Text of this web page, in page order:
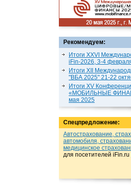
Рекомендуем:
Итоги XXVI
iFin-2026, 3-4
Итоги XII
"ВБА 2025" 21-22
Итоги XV
«МОБИЛЬНЫЕ
мая 2025
Спецпредложение:
Автострахование,
автомобиля,
медицинское
для посетителей iFin.ru